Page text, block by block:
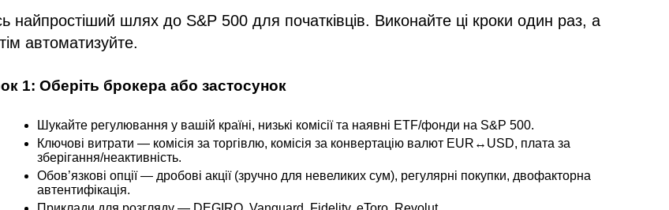
найпростіший шлях до S&P 500 для початківців. Виконайте ці кроки один раз, а
автоматизуйте.
1: Оберіть брокера або застосунок
Шукайте регулювання у вашій країні, низькі комісії та наявні ETF/фонди на S&P 500.
Ключові витрати — комісія за торгівлю, комісія за конвертацію валют EUR↔USD, плата за
зберігання/неактивність.
Обов’язкові опції — дробові акції (зручно для невеликих сум), регулярні покупки, двофакторна
автентифікація.